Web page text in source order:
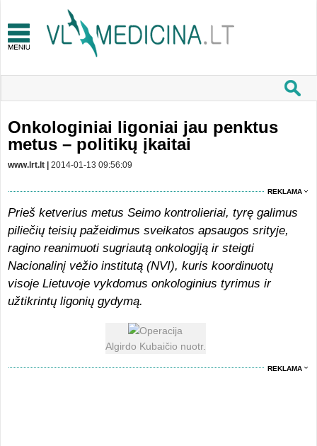
Onkologiniai ligoniai jau penktus
metus – politikų įkaitai
www.lrt.lt | 2014-01-13 09:56:09
REKLAMA
Prieš ketverius metus Seimo kontrolieriai, tyrę galimus
piliečių teisių pažeidimus sveikatos apsaugos srityje,
ragino reanimuoti sugriautą onkologiją ir steigti
Nacionalinį vėžio institutą (NVI), kuris koordinuotų
visoje Lietuvoje vykdomus onkologinius tyrimus ir
užtikrintų ligonių gydymą.
Algirdo Kubaičio nuotr.
REKLAMA